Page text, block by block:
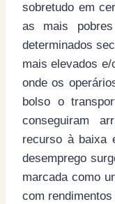
sobretudo em
as mais
determinados
mais elevados
onde os
bolso o
conseguiram
recurso à baixa
desemprego
marcada como
com rendimentos